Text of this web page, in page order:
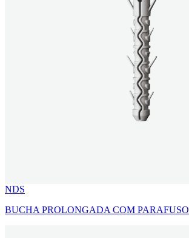
NDS
BUCHA PROLONGADA COM PARAFUSO